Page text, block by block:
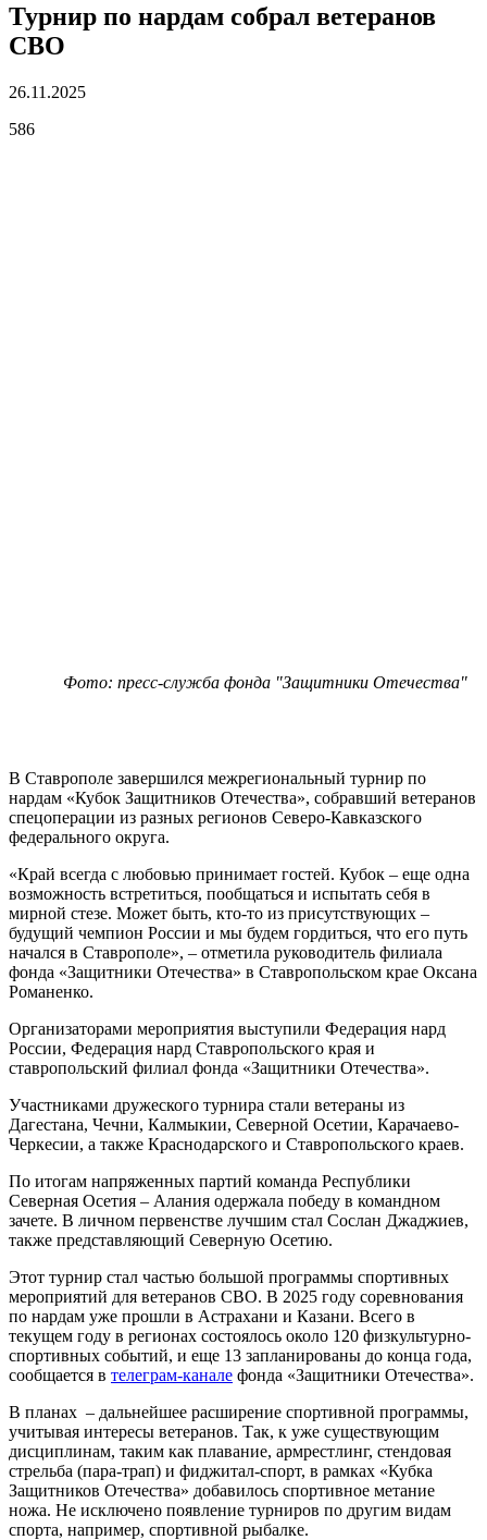
Турнир по нардам собрал ветеранов
СВО
26.11.2025
586
Фото: пресс-служба фонда "Защитники Отечества"
В Ставрополе завершился межрегиональный турнир по
нардам «Кубок Защитников Отечества», собравший ветеранов
спецоперации из разных регионов Северо-Кавказского
федерального округа.
«Край всегда с любовью принимает гостей. Кубок – еще одна
возможность встретиться, пообщаться и испытать себя в
мирной стезе. Может быть, кто-то из присутствующих –
будущий чемпион России и мы будем гордиться, что его путь
начался в Ставрополе», – отметила руководитель филиала
фонда «Защитники Отечества» в Ставропольском крае Оксана
Романенко.
Организаторами мероприятия выступили Федерация нард
России, Федерация нард Ставропольского края и
ставропольский филиал фонда «Защитники Отечества».
Участниками дружеского турнира стали ветераны из
Дагестана, Чечни, Калмыкии, Северной Осетии, Карачаево-
Черкесии, а также Краснодарского и Ставропольского краев.
По итогам напряженных партий команда Республики
Северная Осетия – Алания одержала победу в командном
зачете. В личном первенстве лучшим стал Сослан Джаджиев,
также представляющий Северную Осетию.
Этот турнир стал частью большой программы спортивных
мероприятий для ветеранов СВО. В 2025 году соревнования
по нардам уже прошли в Астрахани и Казани. Всего в
текущем году в регионах состоялось около 120 физкультурно-
спортивных событий, и еще 13 запланированы до конца года,
сообщается в телеграм-канале фонда «Защитники Отечества».
В планах – дальнейшее расширение спортивной программы,
учитывая интересы ветеранов. Так, к уже существующим
дисциплинам, таким как плавание, армрестлинг, стендовая
стрельба (пара-трап) и фиджитал-спорт, в рамках «Кубка
Защитников Отечества» добавилось спортивное метание
ножа. Не исключено появление турниров по другим видам
спорта, например, спортивной рыбалке.